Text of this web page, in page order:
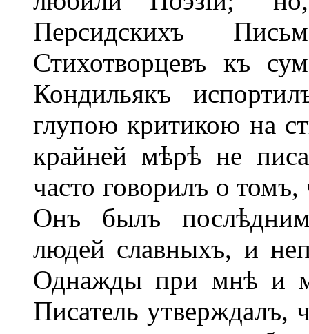
Персидскихъ
Стихотворцевъ къ
Кондильякъ
глупою критикою на
крайней мѣрѣ не
часто говорилъ о
Онъ былъ
людей славныхъ, и
Однажды при мнѣ и
Писатель утверждалъ,